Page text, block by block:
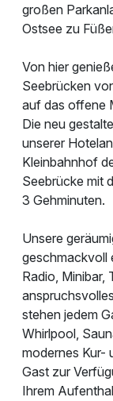
großen
Ostsee zu
Von hier
Seebrücken
auf das offene
Die neu
unserer
Kleinbahnhof
Seebrücke mit
3 Gehminuten.
Unsere
geschmackvoll
Radio, Minibar,
stehen jedem
Whirlpool,
modernes Kur-
Gast zur
Ihrem